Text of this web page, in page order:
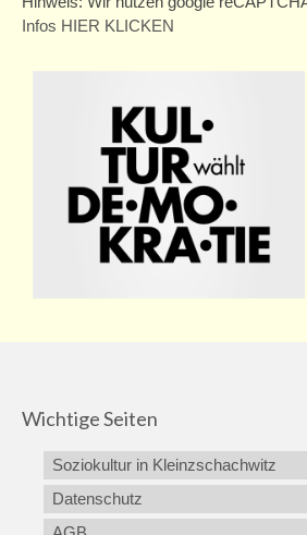
Infos HIER KLICKEN
Wichtige Seiten
Soziokultur in Kleinzschachwitz
Datenschutz